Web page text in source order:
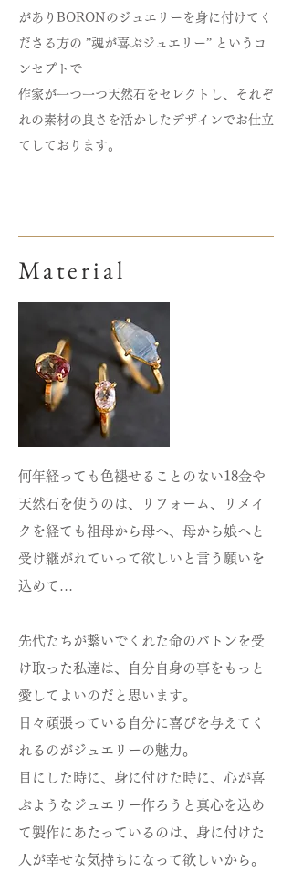
がありBORONのジュエリーを身に付けてく
ださる方の ”魂が喜ぶジュエリー” というコ
ンセプトで
作家が一つ一つ天然石をセレクトし、それぞ
れの素材の良さを活かしたデザインでお仕立
てしております。
​Material
何年経っても色褪せることのない18金や
天然石を使うのは、リフォーム、リメイ
クを経ても祖母から母へ、母から娘へと
受け継がれていって欲しいと言う願いを
込めて…
先代たちが繋いでくれた命のバトンを受
け取った私達は、自分自身の事をもっと
愛してよいのだと思います。
日々頑張っている自分に喜びを与えてく
れるのがジュエリーの魅力。
目にした時に、身に付けた時に、心が喜
ぶようなジュエリー作ろうと真心を込め
て製作にあたっているのは、身に付けた
人が幸せな気持ちになって欲しいから。